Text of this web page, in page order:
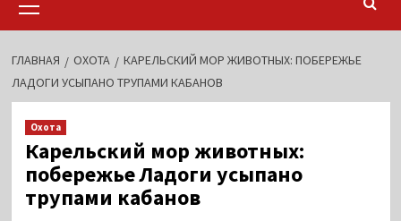
меню
ГЛАВНАЯ ОХОТА
КАРЕЛЬСКИЙ МОР ЖИВОТНЫХ: ПОБЕРЕЖЬЕ
ЛАДОГИ УСЫПАНО ТРУПАМИ КАБАНОВ
Охота
Карельский мор животных:
побережье Ладоги усыпано
трупами кабанов